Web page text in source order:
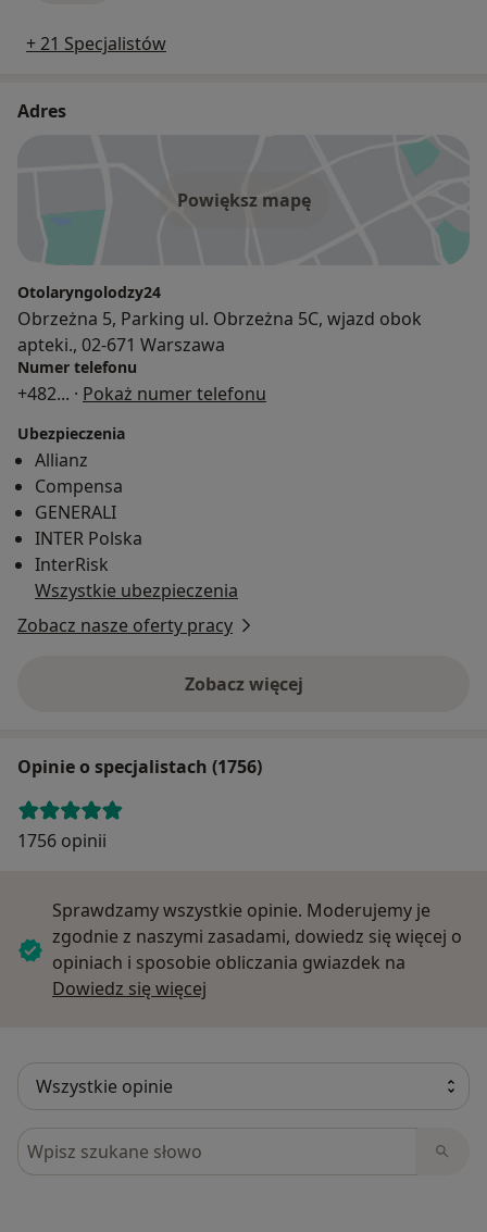
+ 21 Specjalistów
Adres
Powiększ mapę
Otolaryngolodzy24
Obrzeżna 5, Parking ul. Obrzeżna 5C, wjazd obok
apteki., 02-671 Warszawa
Numer telefonu
+482... · Pokaż numer telefonu
Ubezpieczenia
Allianz
Compensa
GENERALI
INTER Polska
InterRisk
Wszystkie ubezpieczenia
Zobacz nasze oferty pracy
Zobacz więcej
Opinie o specjalistach (1756)
1756 opinii
Sprawdzamy wszystkie opinie. Moderujemy je
zgodnie z naszymi zasadami, dowiedz się więcej o
opiniach i sposobie obliczania gwiazdek na
Dowiedz się więcej
Szukaj w opiniach